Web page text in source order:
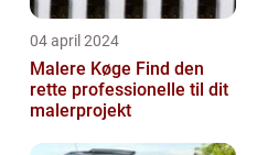
04 april 2024
Malere Køge Find den
rette professionelle til dit
malerprojekt